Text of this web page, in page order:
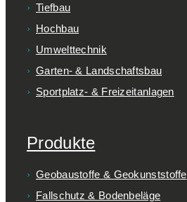
Tiefbau
Hochbau
Umwelttechnik
Garten- & Landschaftsbau
Sportplatz- & Freizeitanlagen
Produkte
Geobaustoffe & Geokunststoffe
Fallschutz & Bodenbeläge